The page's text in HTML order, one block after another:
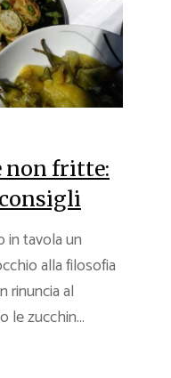
non fritte:
in tavola un
alla filosofia
rinuncia al
le zucchin...